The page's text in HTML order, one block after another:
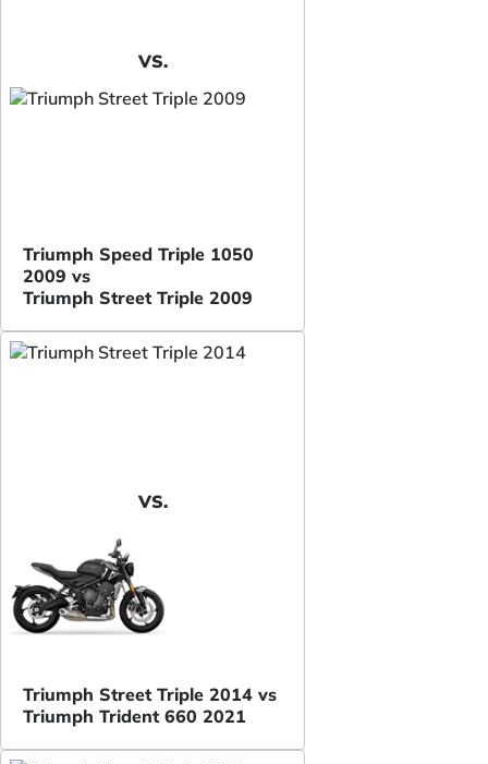
VS.
Triumph Speed Triple 1050
2009 vs
Triumph Street Triple 2009
VS.
Triumph Street Triple 2014 vs
Triumph Trident 660 2021